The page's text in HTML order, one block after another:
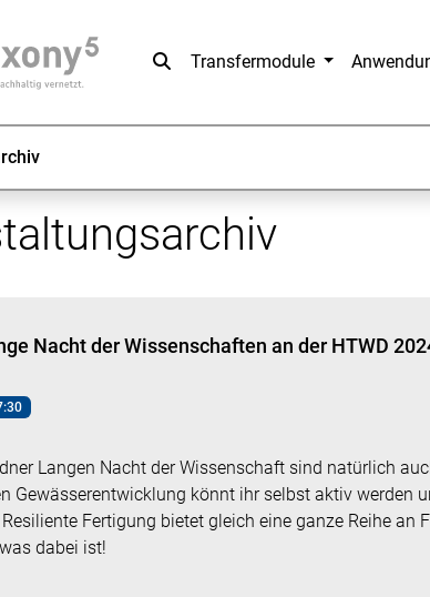
SucheTransfermodule
Nacht der Wissenschaften an der HTWD
Langen Nacht der Wissenschaft sind natürlich
Gewässerentwicklung könnt ihr selbst aktiv werden
Fertigung bietet gleich eine ganze Reihe an
dabei ist!